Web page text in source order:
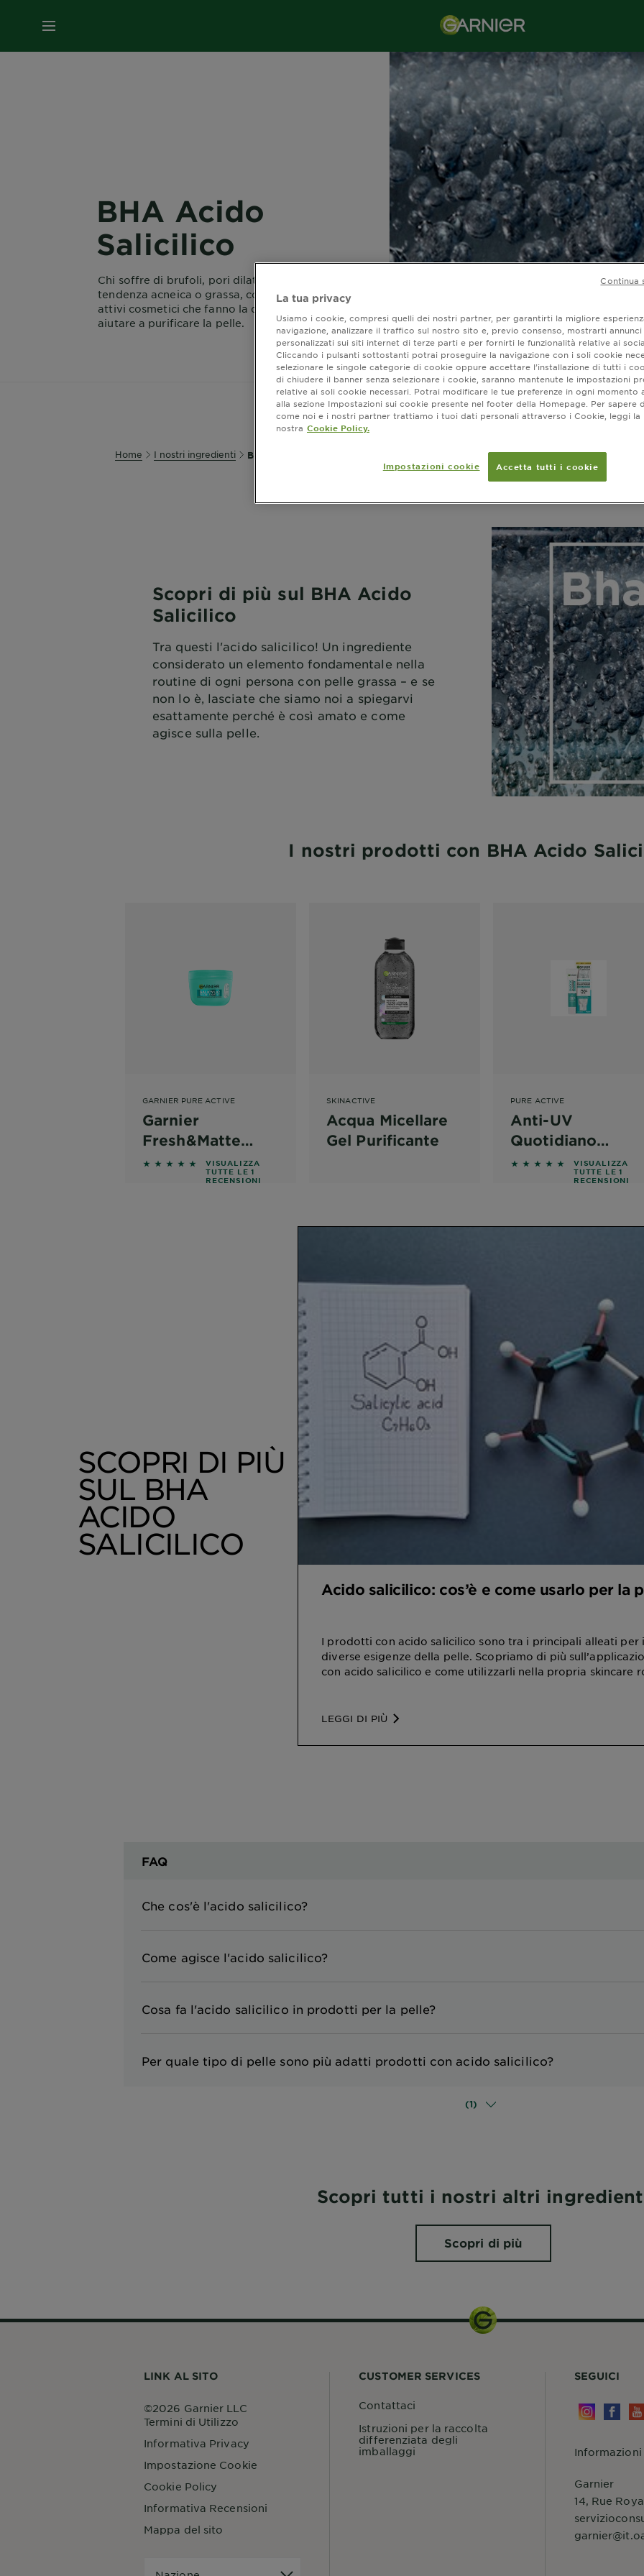
MENU
BHA Acido
Salicilico
Chi soffre di brufoli, pori dilatati, pelle a
tendenza acneica o grassa, conoscerà molti
attivi cosmetici che fanno la differenza per
aiutare a purificare la pelle.
Home I nostri ingredienti BHA Acido salicilico
Scopri di più sul BHA Acido
Salicilico
Tra questi l'acido salicilico! Un ingrediente
considerato un elemento fondamentale nella
routine di ogni persona con pelle grassa – e se
non lo è, lasciate che siamo noi a spiegarvi
esattamente perché è così amato e come
agisce sulla pelle.
I nostri prodotti con BHA Acido
GARNIER PURE ACTIVE
Garnier
Fresh&Matte
Crema Sorbetto
Idratante Anti-
5 out of 5 stars based on reviews
VISUALIZZA
TUTTE LE 1
RECENSIONI
SKINACTIVE
Acqua Micellare
Gel Purificante
PURE ACTIVE
Anti-UV
Quotidiano
Fluido Anti-
Imperfezioni
5 out of 5 stars based
VISUALIZZA
TUTTE LE 1
RECENSIONI
SCOPRI DI PIÙ
SUL BHA
ACIDO
SALICILICO
Acido salicilico: cos’è e come usarlo per la
I prodotti con acido salicilico sono tra i principali alleati
diverse esigenze della pelle. Scopriamo di più
con acido salicilico e come utilizzarli nella propria skincare
LEGGI DI PIÙ
FAQ
Che cos'è l'acido salicilico?
Come agisce l'acido salicilico?
Cosa fa l'acido salicilico in prodotti per la pelle?
Per quale tipo di pelle sono più adatti prodotti con acido salicilico?
(1)
Scopri tutti i nostri altri
Scopri di più
LINK AL SITO
Termini di Utilizzo
Informativa Privacy
Impostazione Cookie
Cookie Policy
Informativa Recensioni
Mappa del sito
©2026 Garnier LLC
CUSTOMER SERVICES
Contattaci
Istruzioni per la raccolta
differenziata degli
imballaggi
SEGUICI
Garnier
14, Rue
La tua privacy
Usiamo i cookie, compresi quelli dei nostri partner, per garantirti la migliore
navigazione, analizzare il traffico sul nostro sito e, previo consenso, mostrarti annunci
personalizzati sui siti internet di terze parti e per fornirti le funzionalità relative ai
Cliccando i pulsanti sottostanti potrai proseguire la navigazione con i soli cookie
selezionare le singole categorie di cookie oppure accettare l’installazione di tutti i
di chiudere il banner senza selezionare i cookie, saranno mantenute le impostazioni
relative ai soli cookie necessari. Potrai modificare le tue preferenze in ogni momento
alla sezione Impostazioni sui cookie presente nel footer della Homepage. Per sapere
come noi e i nostri partner trattiamo i tuoi dati personali attraverso i Cookie, leggi la
nostra Cookie Policy.
Impostazioni cookie Accetta tutti i cookie
Continua